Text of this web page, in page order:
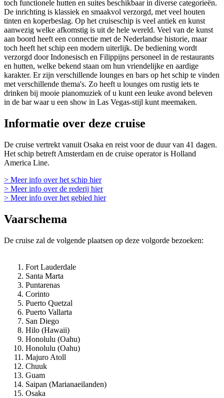
toch functionele hutten en suites beschikbaar in diverse categorieën.
De inrichting is klassiek en smaakvol verzorgd, met veel houten
tinten en koperbeslag. Op het cruiseschip is veel antiek en kunst
aanwezig welke afkomstig is uit de hele wereld. Veel van de kunst
aan boord heeft een connectie met de Nederlandse historie, maar
toch heeft het schip een modern uiterlijk. De bediening wordt
verzorgd door Indonesisch en Filippijns personeel in de restaurants
en hutten, welke bekend staan om hun vriendelijke en aardige
karakter. Er zijn verschillende lounges en bars op het schip te vinden
met verschillende thema's. Zo heeft u lounges om rustig iets te
drinken bij mooie pianomuziek of u kunt een leuke avond beleven
in de bar waar u een show in Las Vegas-stijl kunt meemaken.
Informatie over deze cruise
De cruise vertrekt vanuit Osaka en reist voor de duur van 41 dagen.
Het schip betreft Amsterdam en de cruise operator is Holland
America Line.
> Meer info over het schip hier
> Meer info over de rederij hier
> Meer info over het gebied hier
Vaarschema
De cruise zal de volgende plaatsen op deze volgorde bezoeken:
Fort Lauderdale
Santa Marta
Puntarenas
Corinto
Puerto Quetzal
Puerto Vallarta
San Diego
Hilo (Hawaii)
Honolulu (Oahu)
Honolulu (Oahu)
Majuro Atoll
Chuuk
Guam
Saipan (Marianaeilanden)
Osaka